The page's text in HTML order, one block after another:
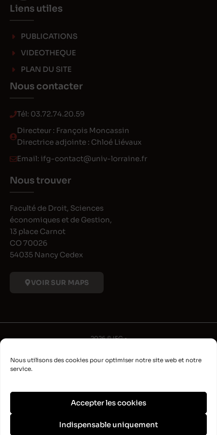
Nous utilisons des cookies pour optimiser notre site web et notre
service.
Accepter les cookies
Indispensable uniquement
Liens utiles
PUBLICATIONS
VIDEOTHEQUE
PLAN DU SITE
Nous contacter
Tél: 03.72.74.20.59
Directeur : François Moncassin
Directrice adjointe : Chloé Liévaux
Email: ifg-contact@univ-lorraine.fr
Nous trouver
Faculté de Droit, Sciences
économiques et de Gestion,
13 place Carnot
CO 70026
54035 Nancy Cedex
VOIR SUR MAPS
2026 © IFG •
•
•